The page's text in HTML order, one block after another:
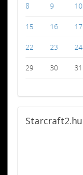
8 9 10
15 16 17
22 23 24
29 30 31
Starcraft2.hu